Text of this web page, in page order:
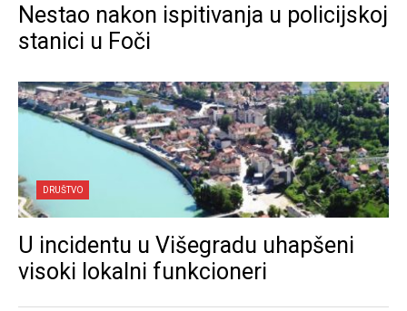
Nestao nakon ispitivanja u policijskoj
stanici u Foči
DRUŠTVO
U incidentu u Višegradu uhapšeni
visoki lokalni funkcioneri